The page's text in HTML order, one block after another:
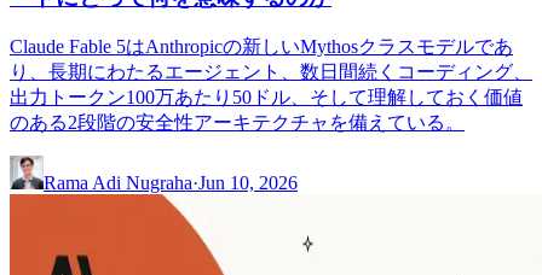
Claude Fable 5はAnthropicの新しいMythosクラスモデルであ
り、長期にわたるエージェント、数日間続くコーディング、
出力トークン100万あたり50ドル、そして理解しておく価値
のある2段階の安全性アーキテクチャを備えている。
Rama Adi Nugraha·Jun 10, 2026